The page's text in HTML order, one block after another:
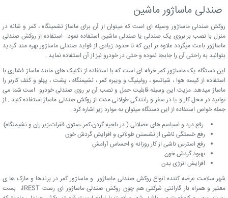
صندلی ماساژور ماشین
روکش صندلی ماساژور وسیله ای است که میتوان از آن برای ماساژ نشمینگاه ، کمر و شانه در
منزل با نصب بر بروی یک صندلی یا صندلی ماشین استفاده نمود. استفاده از روکش صندلی
ماساژور باعث میگردد علاوه بر این که تا حدود زیادی از فواید صندلی ماساژور بهره مند گردید
بتوانید به راحتی آن را جابجا نموده و حتی در خودرو نیز از آن استفاده نماید .
این دستگاه یک ماساژور کمر حرفه ای است که با استفاده از تکنیک های مانند ماساژ فشاری با
استفاده از کیسه هوا ، شیاتسو ، رولینیگ و ویبره کمر ، نشیمنگاه ، پشت ، پهلو و کتف کاربر را
ماساژ میدهد. مزیت این وسیله قابلیت حمل و نصب آن بر روی صندلی خودرو است شما می
توانید در محل کار و یا در سفر و رانندگی طولانی مدت از روکش صندلی ماساژ استفاده کنید . از
جمله خواص استفاده از این دستگاه میتوان به موارد زیر اشاره کرد .
رفع درد و اسپاسم های عضلانی ( در ناحیه گردن،کمر ،ستون فقرات،زیر ران و نشیمنگاه)
رفع خستگی ناشی از نشستن طولانی و افزایش گردش خون
رفع استرس ناشی از کار روزانه و احساس آرامش
بهبود گردش خون
افزایش انرژی بدن
شهر سلامت عرضه کننده انواع روکش صندلی ماساژور و ماساژور کمر در برندها و مارک ها ی
معتبر و همراه بار گارانتی شرکتی هم چون روکش صندلی ماساژور ای رست IREST، بست